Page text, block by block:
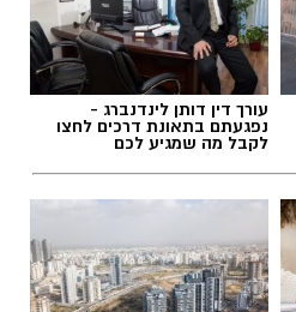
עורך דין דותן לינדנברג -
נפגעתם בתאונת דרכים לחצו
לקבל מה שמגיע לכם